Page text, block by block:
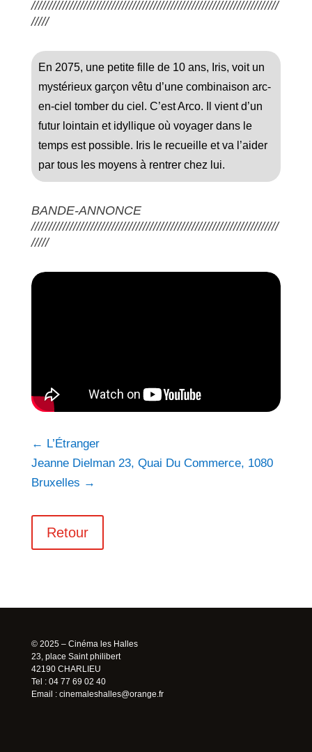
///////////////////////////////////////////////////////////////////////
/////
En 2075, une petite fille de 10 ans, Iris, voit un
mystérieux garçon vêtu d’une combinaison arc-
en-ciel tomber du ciel. C’est Arco. Il vient d’un
futur lointain et idyllique où voyager dans le
temps est possible. Iris le recueille et va l’aider
par tous les moyens à rentrer chez lui.
BANDE-ANNONCE
///////////////////////////////////////////////////////////////////////
/////
← L’Étranger
Jeanne Dielman 23, Quai Du Commerce, 1080
Bruxelles →
Retour
© 2025 – Cinéma les Halles
23, place Saint philibert
42190 CHARLIEU
Tel : 04 77 69 02 40
Email : cinemaleshalles@orange.fr